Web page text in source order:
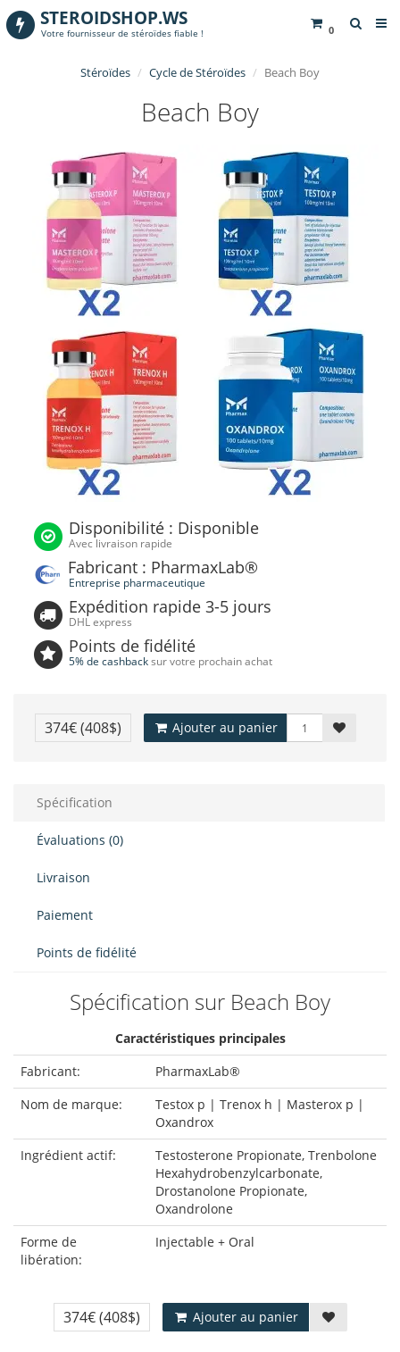
0
STEROIDSHOP.WS
Votre fournisseur de stéroïdes fiable !
Stéroïdes Cycle de Stéroïdes Beach Boy
Beach Boy
Disponibilité : Disponible
Avec livraison rapide
Fabricant : PharmaxLab®
Entreprise pharmaceutique
Expédition rapide 3-5 jours
DHL express
Points de fidélité
5% de cashbacksur votre prochain achat
374€(408$) Ajouter au panier
Spécification
Évaluations (0)
Livraison
Paiement
Points de fidélité
Spécification sur Beach Boy
Caractéristiques principales
Fabricant:
PharmaxLab®
Nom de marque:
Testox p | Trenox h | Masterox p |
Oxandrox
Ingrédient actif:
Testosterone Propionate, Trenbolone
Hexahydrobenzylcarbonate,
Drostanolone Propionate,
Oxandrolone
Forme de
libération:
Injectable + Oral
374€(408$) Ajouter au panier